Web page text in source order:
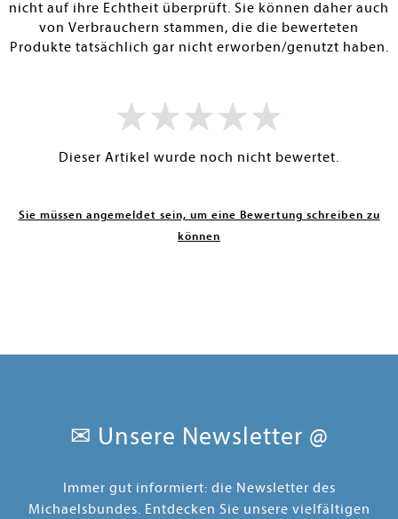
nicht auf ihre Echtheit überprüft. Sie können daher auch
von Verbrauchern stammen, die die bewerteten
Produkte tatsächlich gar nicht erworben/genutzt haben.
Dieser Artikel wurde noch nicht bewertet.
Sie müssen angemeldet sein, um eine Bewertung schreiben zu
können
✉ Unsere Newsletter @
Immer gut informiert: die Newsletter des
Michaelsbundes. Entdecken Sie unsere vielfältigen